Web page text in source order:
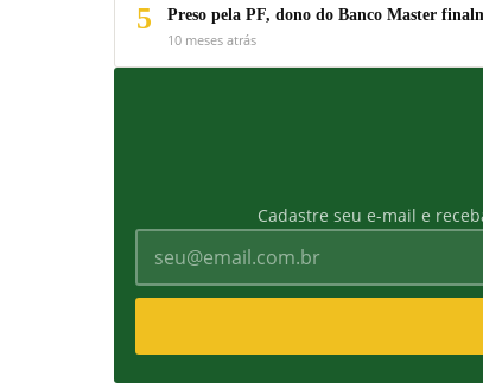
5
Preso pela PF, dono do Banco Master
10 meses atrás
Cadastre seu e-mail e